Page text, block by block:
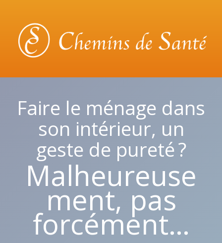
Faire le ménage dans
son intérieur, un
geste de pureté ?
Malheureuse
ment, pas
forcément…